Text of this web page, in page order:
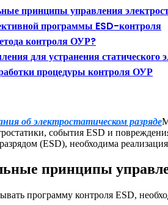
принципы управления
программы ESD-контроля
контроля ОУР?
для устранения статического
процедуры контроля ОУР
об электростатическом разряде
события ESD и
(ESD), необходима
принципы
программу контроля ESD,